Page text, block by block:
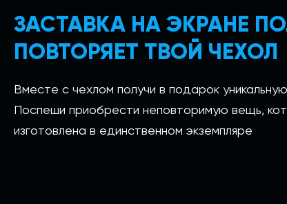
ЗАСТАВКА НА ЭКРАНЕ
ПОВТОРЯЕТ ТВОЙ ЧЕХОЛ
Вместе с чехлом получи в подарок
Поспеши приобрести неповторимую вещь,
изготовлена в единственном экземпляре